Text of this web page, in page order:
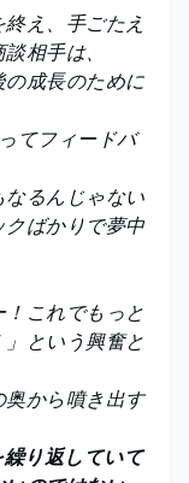
え、手ごたえ
相手は、
の成長のために
てフィードバ
るんじゃない
ばかりで夢中
これでもっと
という興奮と
から噴き出す
繰り返していて